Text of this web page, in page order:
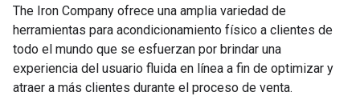
The Iron Company ofrece una amplia variedad de
herramientas para acondicionamiento físico a clientes de
todo el mundo que se esfuerzan por brindar una
experiencia del usuario fluida en línea a fin de optimizar y
atraer a más clientes durante el proceso de venta.